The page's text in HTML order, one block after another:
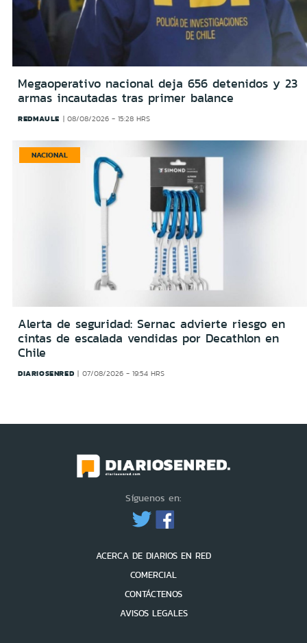
Megaoperativo nacional deja 656 detenidos y 23
armas incautadas tras primer balance
REDMAULE 08/08/2026 - 15:28 HRS
NACIONAL
Alerta de seguridad: Sernac advierte riesgo en
cintas de escalada vendidas por Decathlon en
Chile
DIARIOSENRED 07/08/2026 - 19:54 HRS
Síguenos en:
ACERCA DE DIARIOS EN RED
COMERCIAL
CONTÁCTENOS
AVISOS LEGALES